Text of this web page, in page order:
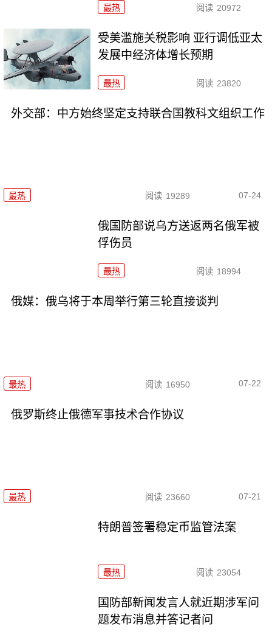
最热 阅读 20972
受美滥施关税影响 亚行调低亚太
发展中经济体增长预期
最热 阅读 23820
外交部：中方始终坚定支持联合国教科文组织工作
最热 阅读 19289 07-24
俄国防部说乌方送返两名俄军被
俘伤员
最热 阅读 18994
俄媒：俄乌将于本周举行第三轮直接谈判
最热 阅读 16950 07-22
俄罗斯终止俄德军事技术合作协议
最热 阅读 23660 07-21
特朗普签署稳定币监管法案
最热 阅读 23054
国防部新闻发言人就近期涉军问
题发布消息并答记者问